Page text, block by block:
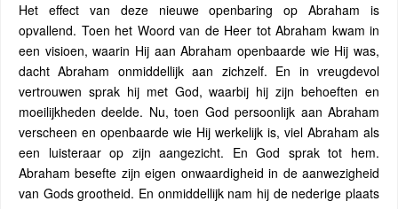
Het effect van deze nieuwe openbaring op Abraham is
opvallend. Toen het Woord van de Heer tot Abraham kwam in
een visioen, waarin Hij aan Abraham openbaarde wie Hij was,
dacht Abraham onmiddellijk aan zichzelf. En in vreugdevol
vertrouwen sprak hij met God, waarbij hij zijn behoeften en
moeilijkheden deelde. Nu, toen God persoonlijk aan Abraham
verscheen en openbaarde wie Hij werkelijk is, viel Abraham als
een luisteraar op zijn aangezicht. En God sprak tot hem.
Abraham besefte zijn eigen onwaardigheid in de aanwezigheid
van Gods grootheid. En onmiddellijk nam hij de nederige plaats